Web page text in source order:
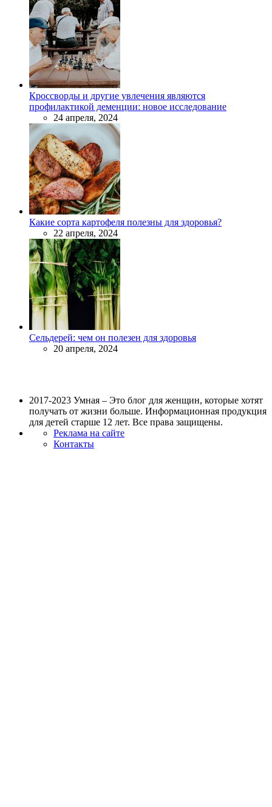
Кроссворды и другие увлечения являются
профилактикой деменции: новое исследование
24 апреля, 2024
Какие сорта картофеля полезны для здоровья?
22 апреля, 2024
Сельдерей: чем он полезен для здоровья
20 апреля, 2024
2017-2023 Умная – Это блог для женщин, которые хотят
получать от жизни больше. Информационная продукция
для детей старше 12 лет. Все права защищены.
Реклама на сайте
Контакты